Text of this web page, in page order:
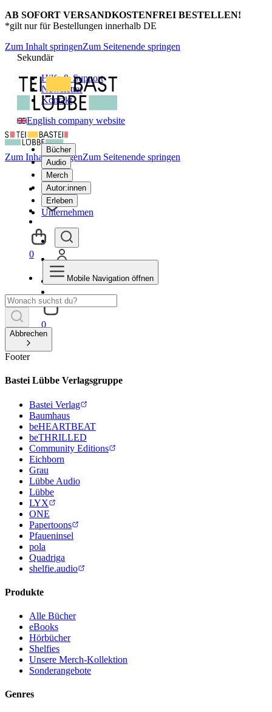
AB SOFORT VERSANDKOSTENFREI BESTELLEN!
*gilt nur für Bestellungen innerhalb DE
Zum Inhalt springenZum Seitenende springen
Sekundär
Hilfe & Support
Newsletter
Kontakt
English company website
Bücher
Audio
Merch
Autor:innen
Erleben
Unternehmen
0
Zum Inhalt springenZum Seitenende springen
0
Mobile Navigation öffnen
Abbrechen
Footer
Bastei Lübbe Verlagsgruppe
Bastei Verlag
Baumhaus
beHEARTBEAT
beTHRILLED
Community Editions
Eichborn
Grau
Lübbe Audio
Lübbe
LYX
ONE
Papertoons
Pfaueninsel
pola
Quadriga
shelfie.audio
Produkte
Alle Bücher
eBooks
Hörbücher
Shelfies
Unsere Merch-Kollektion
Sonderangebote
Genres